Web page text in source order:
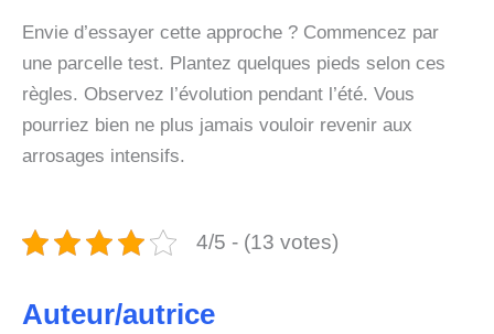
Envie d’essayer cette approche ? Commencez par
une parcelle test. Plantez quelques pieds selon ces
règles. Observez l’évolution pendant l’été. Vous
pourriez bien ne plus jamais vouloir revenir aux
arrosages intensifs.
4/5 - (13 votes)
Auteur/autrice